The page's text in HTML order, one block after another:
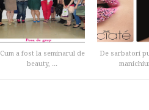
Cum a fost la seminarul de
beauty, ...
De sarbatori